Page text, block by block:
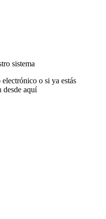
sistema
o si ya estás
desde aquí